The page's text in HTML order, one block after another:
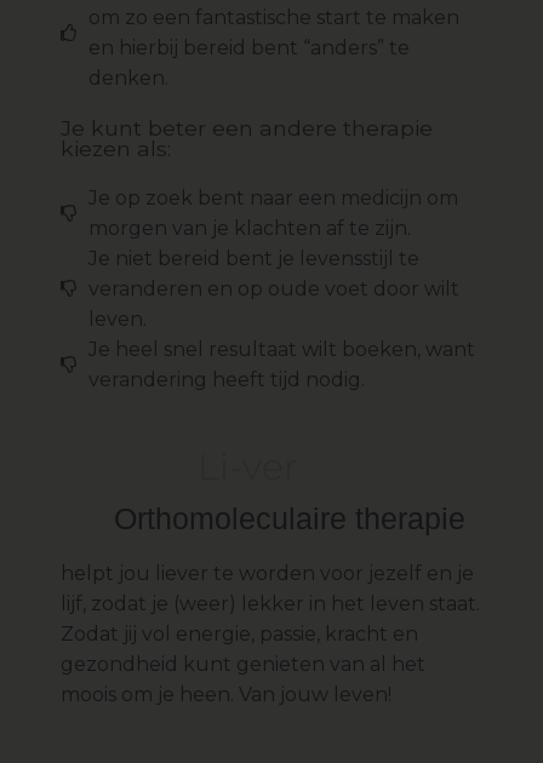
om zo een fantastische start te maken
en hierbij bereid bent “anders” te
denken.
Je kunt beter een andere therapie
kiezen als:
Je op zoek bent naar een medicijn om
morgen van je klachten af te zijn.
Je niet bereid bent je levensstijl te
veranderen en op oude voet door wilt
leven.
Je heel snel resultaat wilt boeken, want
verandering heeft tijd nodig.
Orthomoleculaire therapie
helpt jou liever te worden voor jezelf en je
lijf, zodat je (weer) lekker in het leven staat.
Zodat jij vol energie, passie, kracht en
gezondheid kunt genieten van al het
moois om je heen. Van jouw leven!